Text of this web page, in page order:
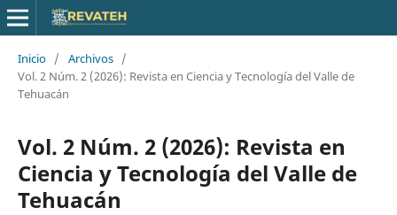
Inicio / Archivos /
Vol. 2 Núm. 2 (2026): Revista en Ciencia y Tecnología del Valle de
Tehuacán
Vol. 2 Núm. 2 (2026): Revista en
Ciencia y Tecnología del Valle de
Tehuacán